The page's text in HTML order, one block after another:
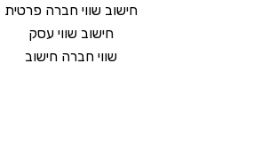
חישוב שווי חברה פרטית
חישוב שווי עסק
שווי חברה חישוב